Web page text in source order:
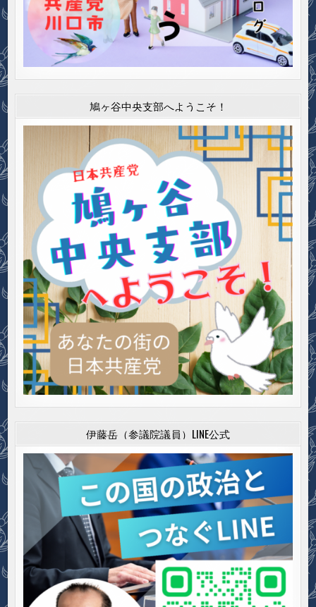
鳩ヶ谷中央支部へようこそ！
伊藤岳（参議院議員）LINE公式